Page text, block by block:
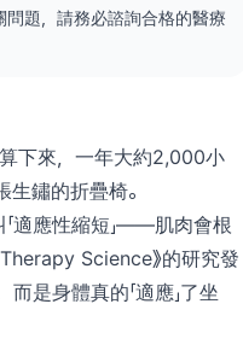
題，請務必諮詢合格的醫療
下來，一年大約2,000小
鏽的折疊椅。
適應性縮短」——肌肉會根
Science》的研究發
是身體真的「適應」了坐